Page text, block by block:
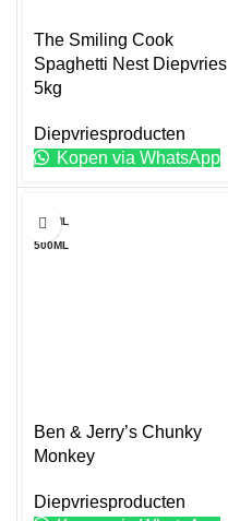
The Smiling Cook
Spaghetti Nest Diepvries
5kg
Diepvriesproducten
Kopen via WhatsApp
100ML
500ML
Dit
product
worden
op
productpagina
Ben & Jerry’s Chunky
Monkey
Diepvriesproducten